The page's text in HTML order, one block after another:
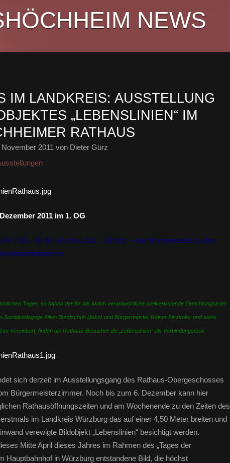
NEWS
IM LANDKREIS: AUSSTELLUNG
„LEBENSLINIEN“ IM
RATHAUS
November 2011 von Dieter Gürz
2011 im 1. OG
Fr 7.30 - 16.00 Uhr bzw. Do. - 18 Uhr, + am Wochenende zu den
Tagen, so haben der für die Aktion verantwortliche stellvertretende Einrichtungsleiter
Sozialpädagoge Kilian Bundschuh (links) und Bürgermeister Rainer Kinzkofer und seine
vereinbart, finden die Rathaus-Besucher die „Lebenslinien“ als Verbindungstück
sich derzeit im Ausstellungsgang des Rathaus-Obergeschosses
Bürgermeisterzimmer. Noch bis zum 6. Dezember kann hier
Rathausöffnungszeiten und am Wochenende zu den Zeiten des
im Landkreis Würzburg das auf einer 4,50 Meter breiten und
verewigte Bildobjekt „Lebenslinien“ besichtigt werden.
Mitte April dieses Jahres im Rahmen des „Tages der
Hauptbahnhof in Würzburg entstandene Bild, die höchst